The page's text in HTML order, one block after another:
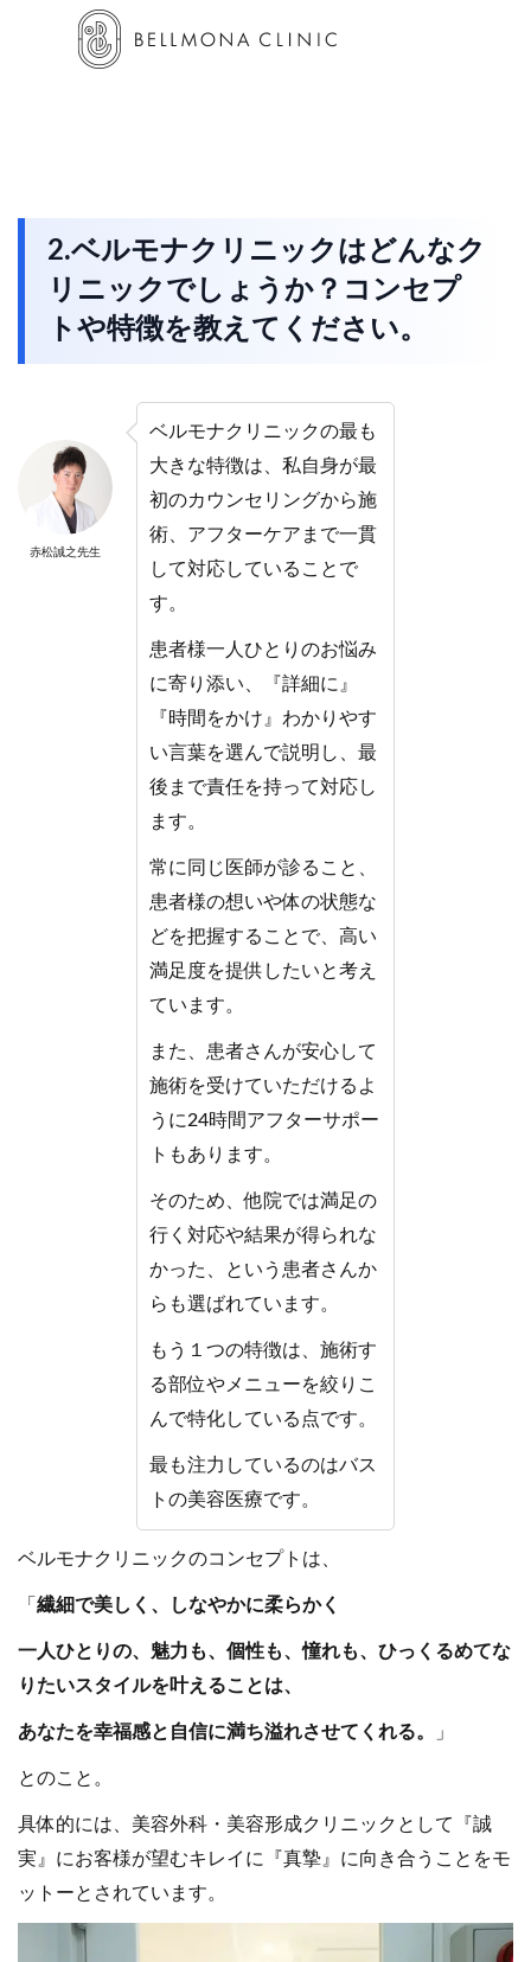
2.ベルモナクリニックはどんなク
リニックでしょうか？コンセプ
トや特徴を教えてください。
赤松誠之先生
ベルモナクリニックの最も
大きな特徴は、私自身が最
初のカウンセリングから施
術、アフターケアまで一貫
して対応していることで
す。
患者様一人ひとりのお悩み
に寄り添い、『詳細に』
『時間をかけ』わかりやす
い言葉を選んで説明し、最
後まで責任を持って対応し
ます。
常に同じ医師が診ること、
患者様の想いや体の状態な
どを把握することで、高い
満足度を提供したいと考え
ています。
また、患者さんが安心して
施術を受けていただけるよ
うに24時間アフターサポー
トもあります。
そのため、他院では満足の
行く対応や結果が得られな
かった、という患者さんか
らも選ばれています。
もう１つの特徴は、施術す
る部位やメニューを絞りこ
んで特化している点です。
最も注力しているのはバス
トの美容医療です。
ベルモナクリニックのコンセプトは、
「 繊細で美しく、しなやかに柔らかく
一人ひとりの、魅力も、個性も、憧れも、ひっくるめてな
りたいスタイルを叶えることは、
あなたを幸福感と自信に満ち溢れさせてくれる。 」
とのこと。
具体的には、美容外科・美容形成クリニックとして『誠
実』にお客様が望むキレイに『真摯』に向き合うことをモ
ットーとされています。